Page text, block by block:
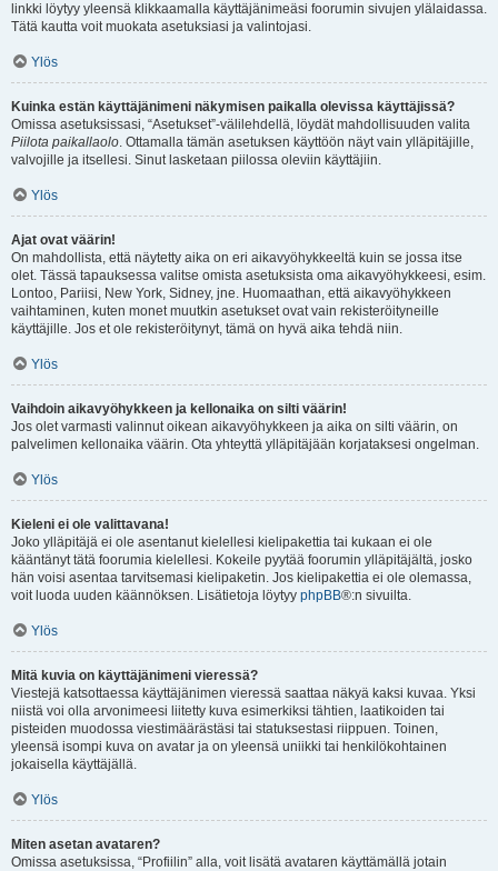
linkki löytyy yleensä klikkaamalla käyttäjänimeäsi foorumin sivujen ylälaidassa.
Tätä kautta voit muokata asetuksiasi ja valintojasi.
Ylös
Kuinka estän käyttäjänimeni näkymisen paikalla olevissa käyttäjissä?
Omissa asetuksissasi, “Asetukset”-välilehdellä, löydät mahdollisuuden valita
Piilota paikallaolo. Ottamalla tämän asetuksen käyttöön näyt vain ylläpitäjille,
valvojille ja itsellesi. Sinut lasketaan piilossa oleviin käyttäjiin.
Ylös
Ajat ovat väärin!
On mahdollista, että näytetty aika on eri aikavyöhykkeeltä kuin se jossa itse
olet. Tässä tapauksessa valitse omista asetuksista oma aikavyöhykkeesi, esim.
Lontoo, Pariisi, New York, Sidney, jne. Huomaathan, että aikavyöhykkeen
vaihtaminen, kuten monet muutkin asetukset ovat vain rekisteröityneille
käyttäjille. Jos et ole rekisteröitynyt, tämä on hyvä aika tehdä niin.
Ylös
Vaihdoin aikavyöhykkeen ja kellonaika on silti väärin!
Jos olet varmasti valinnut oikean aikavyöhykkeen ja aika on silti väärin, on
palvelimen kellonaika väärin. Ota yhteyttä ylläpitäjään korjataksesi ongelman.
Ylös
Kieleni ei ole valittavana!
Joko ylläpitäjä ei ole asentanut kielellesi kielipakettia tai kukaan ei ole
kääntänyt tätä foorumia kielellesi. Kokeile pyytää foorumin ylläpitäjältä, josko
hän voisi asentaa tarvitsemasi kielipaketin. Jos kielipakettia ei ole olemassa,
voit luoda uuden käännöksen. Lisätietoja löytyy phpBB®:n sivuilta.
Ylös
Mitä kuvia on käyttäjänimeni vieressä?
Viestejä katsottaessa käyttäjänimen vieressä saattaa näkyä kaksi kuvaa. Yksi
niistä voi olla arvonimeesi liitetty kuva esimerkiksi tähtien, laatikoiden tai
pisteiden muodossa viestimäärästäsi tai statuksestasi riippuen. Toinen,
yleensä isompi kuva on avatar ja on yleensä uniikki tai henkilökohtainen
jokaisella käyttäjällä.
Ylös
Miten asetan avataren?
Omissa asetuksissa, “Profiilin” alla, voit lisätä avataren käyttämällä jotain